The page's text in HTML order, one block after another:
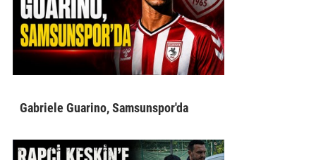
Gabriele Guarino, Samsunspor'da